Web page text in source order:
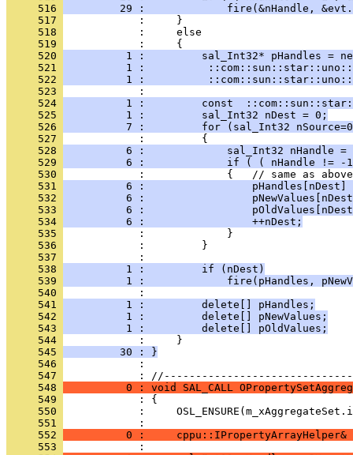
     516
29 :             fire(&nHandle,
     517
     518
     519
     520
1 :         sal_Int32* pHandles =
     521
1 :
     522
1 :
     523
     524
1 :         const
     525
          1 :         sal_Int32 nDest = 0;
     526
7 :         for (sal_Int32
     527
     528
6 :             sal_Int32 nHandle
     529
6 :             if ( ( nHandle !=
     530
     531
6 :                 pHandles[nDest]
     532
6 :
     533
6 :
     534
          6 :                 ++nDest;
     535
     536
     537
     538
          1 :         if (nDest)
     539
1 :             fire(pHandles,
     540
     541
          1 :         delete[] pHandles;
     542
          1 :         delete[] pNewValues;
     543
          1 :         delete[] pOldValues;
     544
     545
         30 : }
     546
            :
     547
     548
0 : void SAL_CALL
     549
     550
     551
     552
0 :     cppu::IPropertyArrayHelper&
     553